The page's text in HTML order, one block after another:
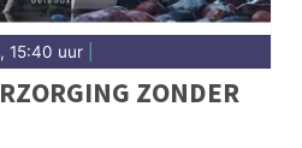
15:40 uur|
ZONDER